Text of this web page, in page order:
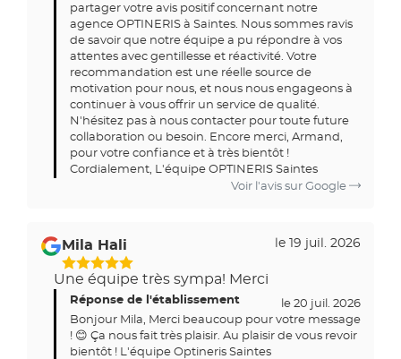
partager votre avis positif concernant notre
agence OPTINERIS à Saintes. Nous sommes ravis
de savoir que notre équipe a pu répondre à vos
attentes avec gentillesse et réactivité. Votre
recommandation est une réelle source de
motivation pour nous, et nous nous engageons à
continuer à vous offrir un service de qualité.
N'hésitez pas à nous contacter pour toute future
collaboration ou besoin. Encore merci, Armand,
pour votre confiance et à très bientôt !
Cordialement, L'équipe OPTINERIS Saintes
Voir l'avis sur Google
Mila Hali le 19 juil. 2026
Une équipe très sympa! Merci
Réponse de l'établissement
le 20 juil. 2026
Bonjour Mila, Merci beaucoup pour votre message
! 😊 Ça nous fait très plaisir. Au plaisir de vous revoir
bientôt ! L'équipe Optineris Saintes